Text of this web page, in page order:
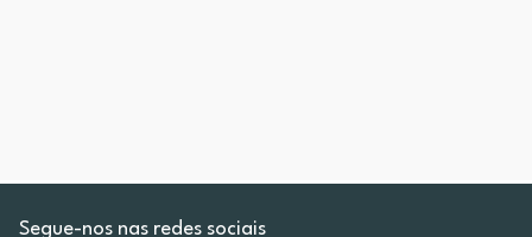
Segue-nos nas redes sociais